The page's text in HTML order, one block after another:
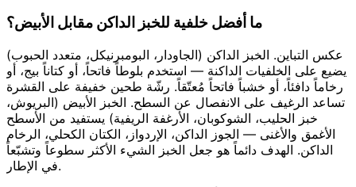
ما أفضل خلفية للخبز الداكن مقابل الأبيض؟
عكس التباين. الخبز الداكن (الجاودار، البومبرنيكل، متعدد الحبوب)
يضيع على الخلفيات الداكنة — استخدم بلوطاً فاتحاً، أو كتاناً بيج، أو
رخاماً دافئاً، أو خشباً فاتحاً مُعتّقاً. رشّة طحين خفيفة على القشرة
تساعد الرغيف على الانفصال عن السطح. الخبز الأبيض (البريوش،
خبز الحليب، الشوكوبان، الأرغفة الريفية) يستفيد من الأسطح
الأغمق والأغنى — الجوز الداكن، الإردواز، الكتان الكحلي، الرخام
الداكن. الهدف دائماً هو جعل الخبز الشيء الأكثر سطوعاً وتشبّعاً
في الإطار.